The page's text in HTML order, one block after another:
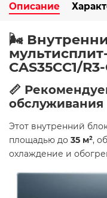
Описание
🌬️
CAS35CC1/
📏
обслуживания
Этот внутренний
площадью до 35 м²,
охлаждение и